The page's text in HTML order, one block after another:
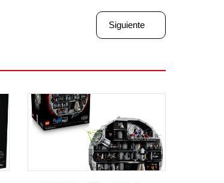
Siguiente